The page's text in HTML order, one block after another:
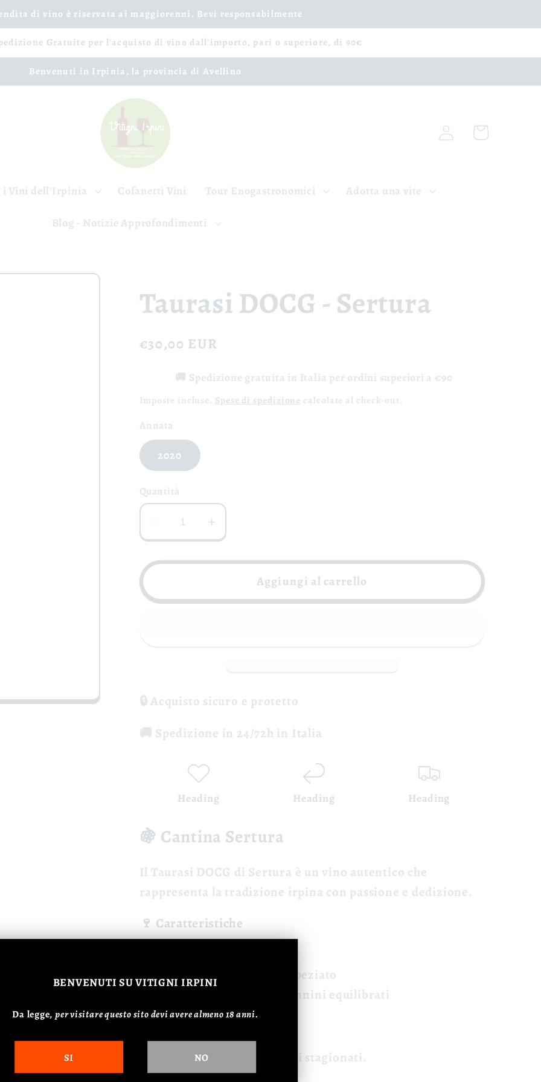
di vino è riservata ai maggiorenni. Bevi responsabilmente
Gratuite per l'acquisto di vino dall'importo, pari o superiore, di 90€
Benvenuti in Irpinia, la provincia di Avellino
Vini dell'Irpinia Cofanetti Vini Tour Enogastronomici Adotta una vite
Blog - Notizie Approfondimenti
Accedi Carrello
Taurasi DOCG - Sertura
Prezzo
listino
€30,00 EUR
🚚 Spedizione gratuita in Italia per ordini superiori a €90
Imposte incluse. Spese di spedizione calcolate al check-out.
Annata
2020
Quantità
Diminuisci
quantità
per
DOCG
Aumenta
quantità
per
Aggiungi al carrello
🔒 Acquisto sicuro e protetto
🚚 Spedizione in 24/72h in Italia
Heading Heading Heading
🍇 Cantina Sertura
Il Taurasi DOCG di Sertura è un vino autentico che
rappresenta la tradizione irpina con passione e dedizione.
🍷 Caratteristiche
Profumo:
Fruttato e speziato
Strutturato, tannini equilibrati
Carni rosse, pasta, formaggi stagionati.
BENVENUTI SU VITIGNI IRPINI
Da legge,per visitare questo sito devi avere almeno 18 anni.
SI NO